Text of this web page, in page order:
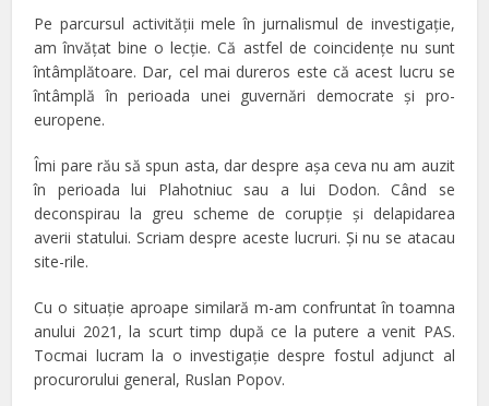
Pe parcursul activităţii mele în jurnalismul de investigaţie,
am învăţat bine o lecţie. Că astfel de coincidenţe nu sunt
întâmplătoare. Dar, cel mai dureros este că acest lucru se
întâmplă în perioada unei guvernări democrate şi pro-
europene.
Îmi pare rău să spun asta, dar despre aşa ceva nu am auzit
în perioada lui Plahotniuc sau a lui Dodon. Când se
deconspirau la greu scheme de corupţie şi delapidarea
averii statului. Scriam despre aceste lucruri. Şi nu se atacau
site-rile.
Cu o situaţie aproape similară m-am confruntat în toamna
anului 2021, la scurt timp după ce la putere a venit PAS.
Tocmai lucram la o investigaţie despre fostul adjunct al
procurorului general, Ruslan Popov.